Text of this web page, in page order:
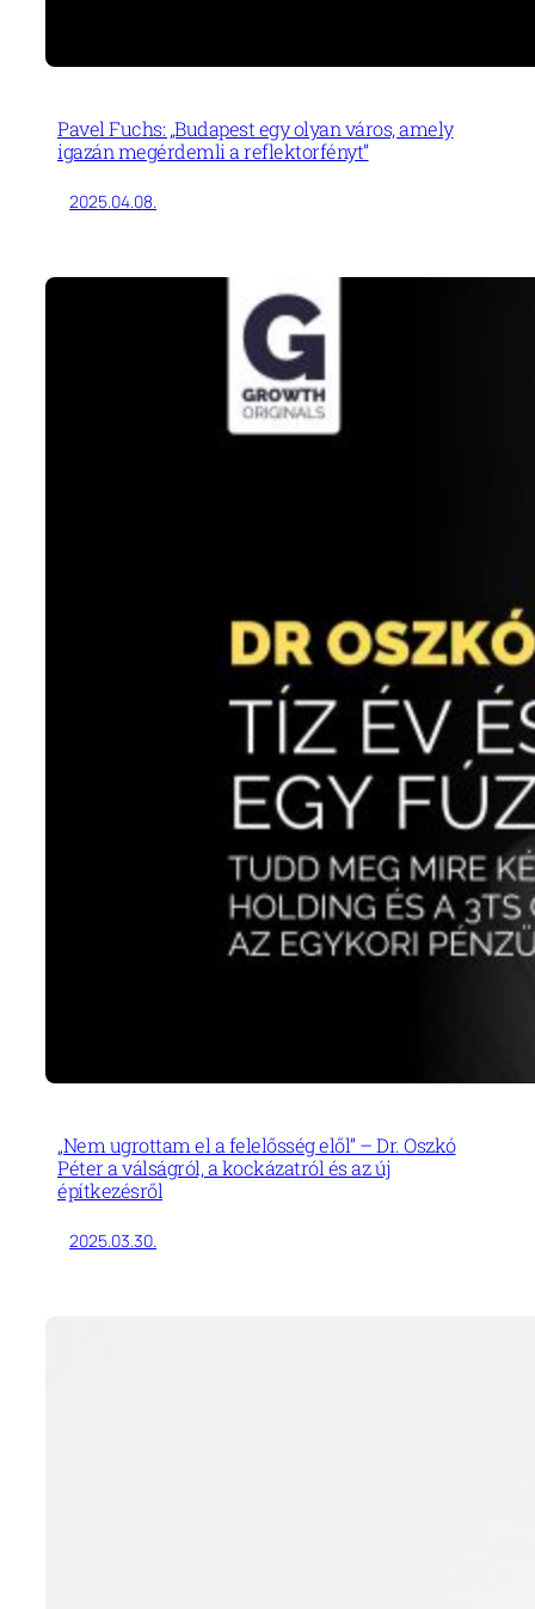
Pavel Fuchs: „Budapest egy olyan város, amely
igazán megérdemli a reflektorfényt”
2025.04.08.
„Nem ugrottam el a felelősség elől” – Dr. Oszkó
Péter a válságról, a kockázatról és az új
építkezésről
2025.03.30.